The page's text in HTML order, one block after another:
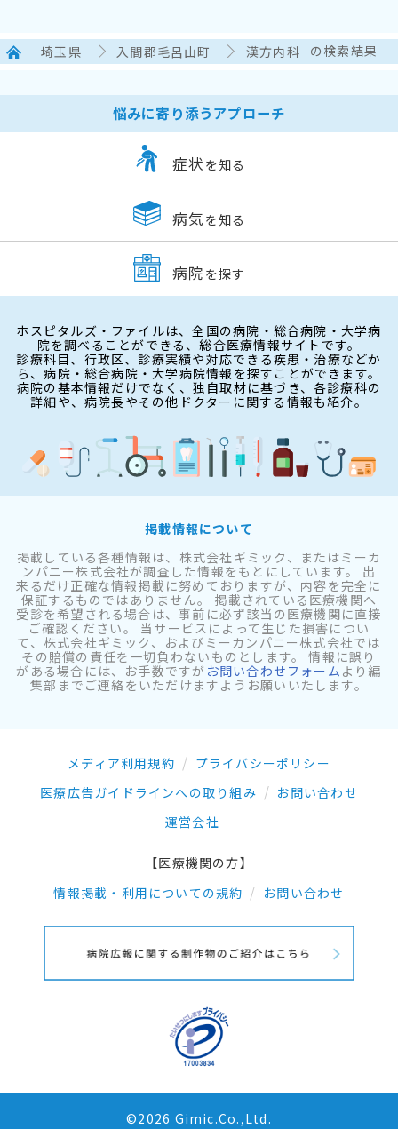
埼玉県 入間郡毛呂山町 漢方内科 の検索結果
悩みに寄り添うアプローチ
症状 を知る
病気 を知る
病院 を探す
ホスピタルズ・ファイルは、全国の病院・総合病院・大学病
院を調べることができる、総合医療情報サイトです。
診療科目、行政区、診療実績や対応できる疾患・治療などか
ら、病院・総合病院・大学病院情報を探すことができます。
病院の基本情報だけでなく、独自取材に基づき、各診療科の
詳細や、病院長やその他ドクターに関する情報も紹介。
掲載情報について
掲載している各種情報は、株式会社ギミック、またはミーカ
ンパニー株式会社が調査した情報をもとにしています。 出
来るだけ正確な情報掲載に努めておりますが、内容を完全に
保証するものではありません。 掲載されている医療機関へ
受診を希望される場合は、事前に必ず該当の医療機関に直接
ご確認ください。 当サービスによって生じた損害につい
て、株式会社ギミック、およびミーカンパニー株式会社では
その賠償の責任を一切負わないものとします。 情報に誤り
がある場合には、お手数ですが お問い合わせフォーム より編
集部までご連絡をいただけますようお願いいたします。
メディア利用規約
プライバシーポリシー
医療広告ガイドラインへの取り組み
お問い合わせ
運営会社
【医療機関の方】
情報掲載・利用についての規約
お問い合わせ
©2026 Gimic.Co.,Ltd.